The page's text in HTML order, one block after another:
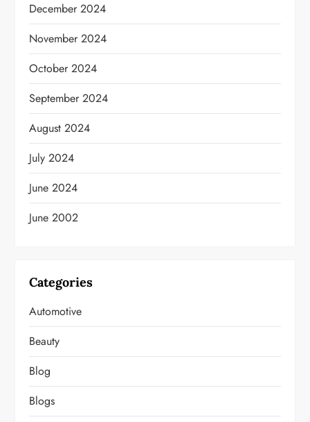
December 2024
November 2024
October 2024
September 2024
August 2024
July 2024
June 2024
June 2002
Categories
Automotive
Beauty
Blog
Blogs